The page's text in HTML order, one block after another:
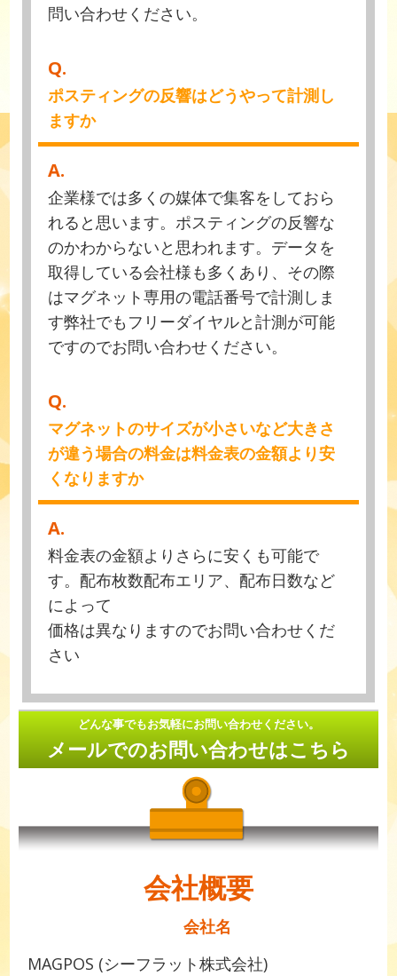
問い合わせください。
Q.
ポスティングの反響はどうやって計測し
ますか
A.
企業様では多くの媒体で集客をしておら
れると思います。ポスティングの反響な
のかわからないと思われます。データを
取得している会社様も多くあり、その際
はマグネット専用の電話番号で計測しま
す弊社でもフリーダイヤルと計測が可能
ですのでお問い合わせください。
Q.
マグネットのサイズが小さいなど大きさ
が違う場合の料金は料金表の金額より安
くなりますか
A.
料金表の金額よりさらに安くも可能で
す。配布枚数配布エリア、配布日数など
によって
価格は異なりますのでお問い合わせくだ
さい
どんな事でもお気軽にお問い合わせください。
メールでのお問い合わせはこちら
会社概要
会社名
MAGPOS (シーフラット株式会社)